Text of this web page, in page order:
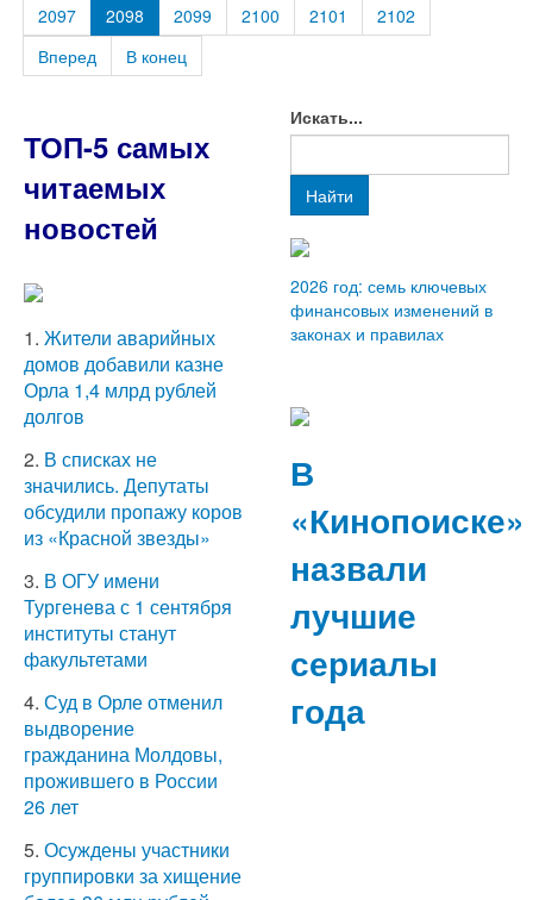
2097
2098 2099 2100 2101
2102
Вперед
В конец
ТОП-5 самых
читаемых
новостей
1. Жители аварийных
домов добавили казне
Орла 1,4 млрд рублей
долгов
2. В списках не
значились. Депутаты
обсудили пропажу коров
из «Красной звезды»
3. В ОГУ имени
Тургенева с 1 сентября
институты станут
факультетами
4. Суд в Орле отменил
выдворение
гражданина Молдовы,
прожившего в России
26 лет
5. Осуждены участники
группировки за хищение
Искать...
Найти
2026 год: семь ключевых
финансовых изменений в
законах и правилах
В
«Кинопоиске»
назвали
лучшие
сериалы
года